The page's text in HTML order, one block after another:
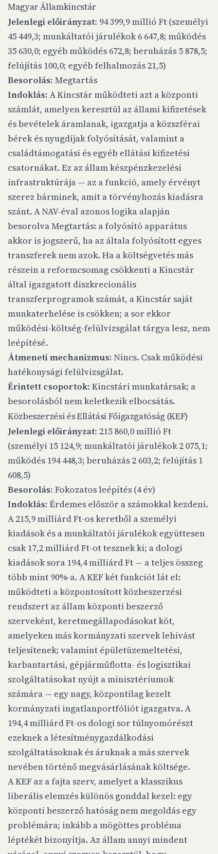
Magyar Államkincstár
Jelenlegi előirányzat: 94 399,9 millió Ft (személyi
45 449,3; munkáltatói járulékok 6 647,8; működés
35 630,0; egyéb működés 672,8; beruházás 5 878,5;
felújítás 100,0; egyéb felhalmozás 21,5)
Besorolás: Megtartás
Indoklás: A Kincstár működteti azt a központi
számlát, amelyen keresztül az állami kifizetések
és bevételek áramlanak, igazgatja a közszférai
bérek és nyugdíjak folyósítását, valamint a
családtámogatási és egyéb ellátási kifizetési
csatornákat. Ez az állam készpénzkezelési
infrastruktúrája — az a funkció, amely érvényt
szerez bárminek, amit a törvényhozás kiadásra
szánt. A NAV-éval azonos logika alapján
besorolva Megtartás: a folyósító apparátus
akkor is jogszerű, ha az általa folyósított egyes
transzferek nem azok. Ha a költségvetés más
részein a reformcsomag csökkenti a Kincstár
által igazgatott diszkrecionális
transzferprogramok számát, a Kincstár saját
munkaterhelése is csökken; a sor ekkor
működési-költség-felülvizsgálat tárgya lesz, nem
leépítésé.
Átmeneti mechanizmus: Nincs. Csak működési
hatékonysági felülvizsgálat.
Érintett csoportok: Kincstári munkatársak; a
besorolásból nem keletkezik elbocsátás.
Közbeszerzési és Ellátási Főigazgatóság (KEF)
Jelenlegi előirányzat: 215 860,0 millió Ft
(személyi 15 124,9; munkáltatói járulékok 2 075,1;
működés 194 448,3; beruházás 2 603,2; felújítás 1
608,5)
Besorolás: Fokozatos leépítés (4 év)
Indoklás: Érdemes először a számokkal kezdeni.
A 215,9 milliárd Ft-os keretből a személyi
kiadások és a munkáltatói járulékok együttesen
csak 17,2 milliárd Ft-ot tesznek ki; a dologi
kiadások sora 194,4 milliárd Ft — a teljes összeg
több mint 90%-a. A KEF két funkciót lát el:
működteti a központosított közbeszerzési
rendszert az állam központi beszerző
szerveként, keretmegállapodásokat köt,
amelyeken más kormányzati szervek lehívást
teljesítenek; valamint épületüzemeltetési,
karbantartási, gépjárműflotta- és logisztikai
szolgáltatásokat nyújt a minisztériumok
számára — egy nagy, központilag kezelt
kormányzati ingatlanportfóliót igazgatva. A
194,4 milliárd Ft-os dologi sor túlnyomórészt
ezeknek a létesítménygazdálkodási
szolgáltatásoknak és áruknak a más szervek
nevében történő megvásárlásának költsége.
A KEF az a fajta szerv, amelyet a klasszikus
liberális elemzés különös gonddal kezel: egy
központi beszerző hatóság nem megoldás egy
problémára; inkább a mögöttes probléma
léptékét bizonyítja. Az állam annyi mindent